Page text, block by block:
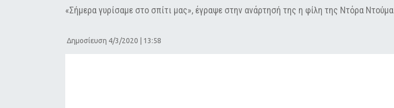
«Σήμερα γυρίσαμε στο σπίτι μας», έγραψε στην ανάρτησή της η φίλη της Ντόρα Ντούμα
Δημοσίευση 4/3/2020 | 13:58